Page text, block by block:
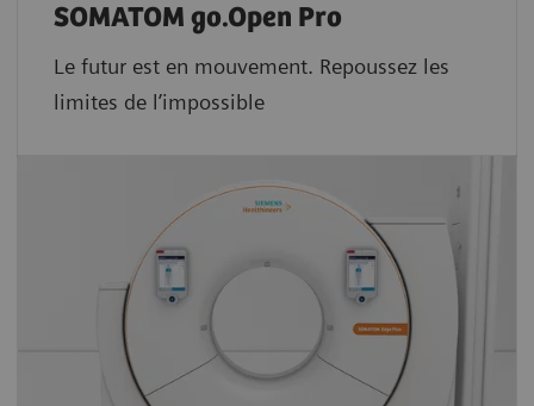
SOMATOM go.Open Pro
Le futur est en mouvement. Repoussez les
limites de l’impossible